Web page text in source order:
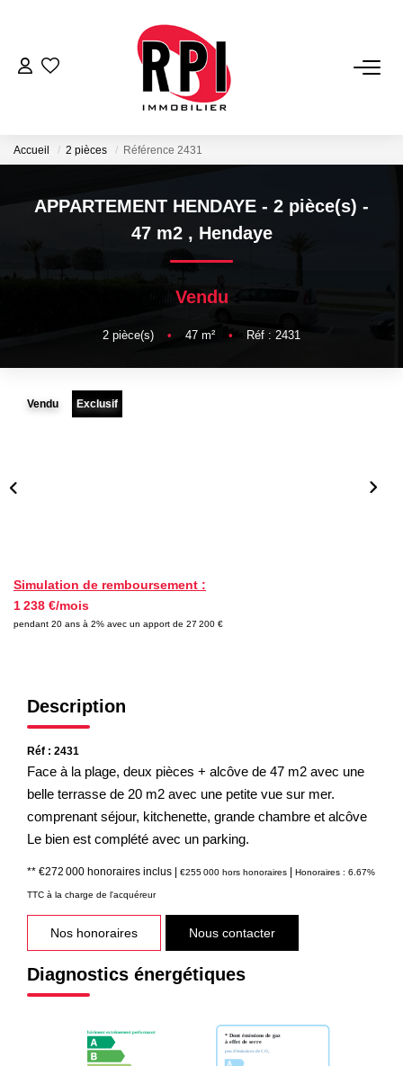
VENTES
LOCATIONS
LOCATIONS VACANCES
Estimation
Avis Clients
Accueil 2 pièces Référence 2431
APPARTEMENT HENDAYE - 2 pièce(s) -
47 m2 , Hendaye
Vendu
2 pièce(s) • 47 m² • Réf : 2431
Vendu Exclusif
Simulation de remboursement :
1 238 €/mois
pendant 20 ans à 2% avec un apport de 27 200 €
Description
Réf : 2431
Face à la plage, deux pièces + alcôve de 47 m2 avec une
belle terrasse de 20 m2 avec une petite vue sur mer.
comprenant séjour, kitchenette, grande chambre et alcôve
Le bien est complété avec un parking.
** €272 000 honoraires inclus | €255 000 hors honoraires | Honoraires : 6.67%
TTC à la charge de l'acquéreur
Nos honoraires Nous contacter
Diagnostics énergétiques